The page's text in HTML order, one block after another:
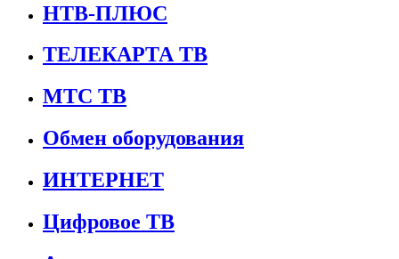
НТВ-ПЛЮС
ТЕЛЕКАРТА ТВ
МТС ТВ
Обмен оборудования
ИНТЕРНЕТ
Цифровое ТВ